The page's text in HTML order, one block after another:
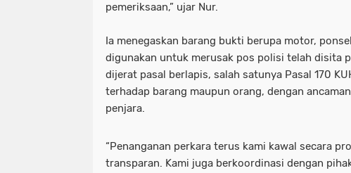
pemeriksaan,” ujar Nur.
Ia menegaskan barang bukti berupa motor,
digunakan untuk merusak pos polisi telah disita
dijerat pasal berlapis, salah satunya Pasal 170
terhadap barang maupun orang, dengan
penjara.
“Penanganan perkara terus kami kawal secara
transparan. Kami juga berkoordinasi dengan